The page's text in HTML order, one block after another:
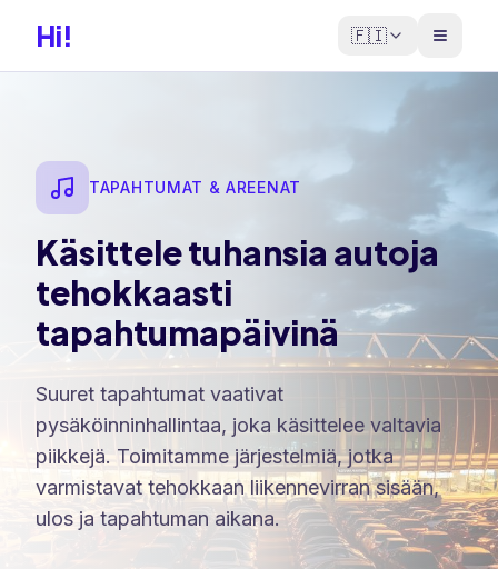
Hi! 🇫🇮
TAPAHTUMAT & AREENAT
Käsittele tuhansia autoja
tehokkaasti
tapahtumapäivinä
Suuret tapahtumat vaativat
pysäköinninhallintaa, joka käsittelee valtavia
piikkejä. Toimitamme järjestelmiä, jotka
varmistavat tehokkaan liikennevirran sisään,
ulos ja tapahtuman aikana.